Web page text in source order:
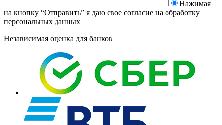
Нажимая
на кнопку “Отправить” я даю свое согласие на обработку
персональных данных
Независимая оценка для банков